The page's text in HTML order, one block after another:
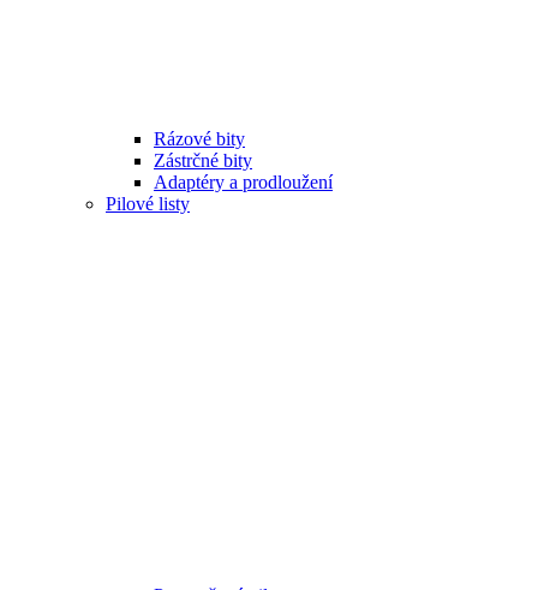
Rázové bity
Zástrčné bity
Adaptéry a prodloužení
Pilové listy